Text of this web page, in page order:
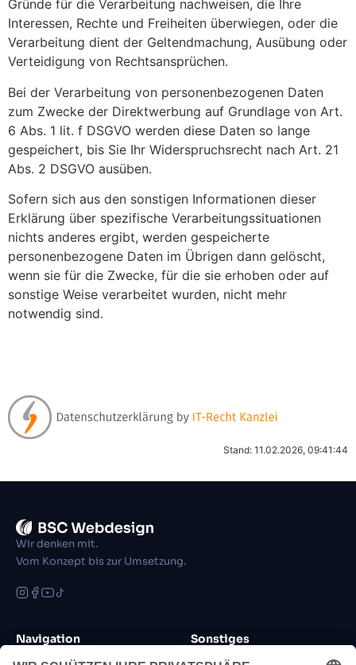
Gründe für die Verarbeitung nachweisen, die Ihre
Interessen, Rechte und Freiheiten überwiegen, oder die
Verarbeitung dient der Geltendmachung, Ausübung oder
Verteidigung von Rechtsansprüchen.
Bei der Verarbeitung von personenbezogenen Daten
zum Zwecke der Direktwerbung auf Grundlage von Art.
6 Abs. 1 lit. f DSGVO werden diese Daten so lange
gespeichert, bis Sie Ihr Widerspruchsrecht nach Art. 21
Abs. 2 DSGVO ausüben.
Sofern sich aus den sonstigen Informationen dieser
Erklärung über spezifische Verarbeitungssituationen
nichts anderes ergibt, werden gespeicherte
personenbezogene Daten im Übrigen dann gelöscht,
wenn sie für die Zwecke, für die sie erhoben oder auf
sonstige Weise verarbeitet wurden, nicht mehr
notwendig sind.
Stand: 11.02.2026, 09:41:44
Wir denken mit.
Vom Konzept bis zur Umsetzung.
Navigation Sonstiges